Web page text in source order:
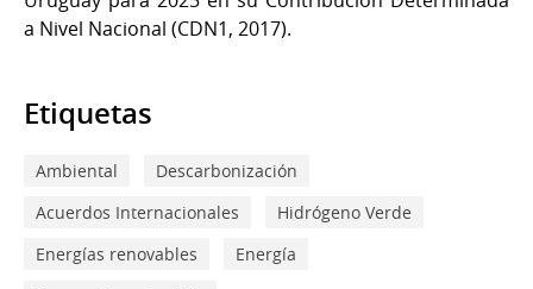
a Nivel Nacional (CDN1, 2017).
Etiquetas
Ambiental
Descarbonización
Acuerdos Internacionales
Hidrógeno Verde
Energías renovables
Energía